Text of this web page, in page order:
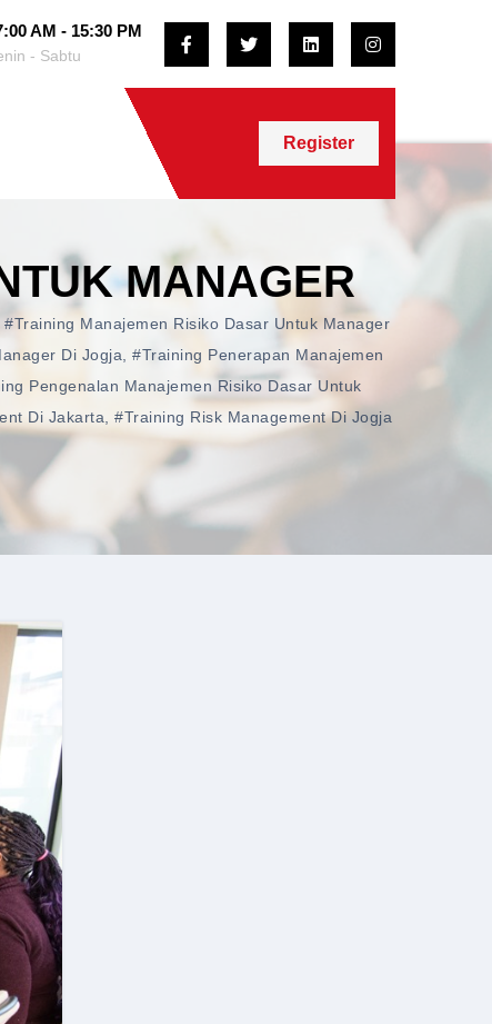
AM - 15:30 PM
- Sabtu
Register
MANAGER
#training Manajemen Risiko Dasar Untuk Manager
Di Jogja
#training Penerapan Manajemen
Pengenalan Manajemen Risiko Dasar Untuk
Di Jakarta #training Risk Management Di Jogja